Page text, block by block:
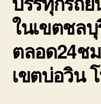
ในเขตชล
ตลอด24ช
เขตบ่อวิน